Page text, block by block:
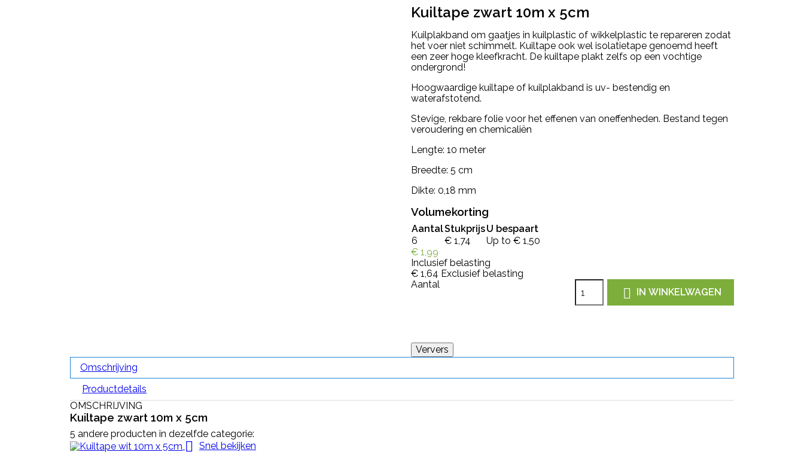
Kuiltape zwart 10m x 5cm
Kuilplakband om gaatjes in kuilplastic of wikkelplastic te repareren zodat
het voer niet schimmelt. Kuiltape ook wel isolatietape genoemd heeft
een zeer hoge kleefkracht. De kuiltape plakt zelfs op een vochtige
ondergrond!
Hoogwaardige kuiltape of kuilplakband is uv- bestendig en
waterafstotend.
Stevige, rekbare folie voor het effenen van oneffenheden. Bestand tegen
veroudering en chemicaliën
Lengte: 10 meter
Breedte: 5 cm
Dikte: 0,18 mm
Volumekorting
AantalStukprijsU bespaart
6
€ 1,74
Up to € 1,50
€ 1,99
Inclusief belasting
€ 1,64 Exclusief belasting
Aantal
 IN WINKELWAGEN
Omschrijving
Productdetails
OMSCHRIJVING
Kuiltape zwart 10m x 5cm
5 andere producten in dezelfde categorie:
 Snel bekijken